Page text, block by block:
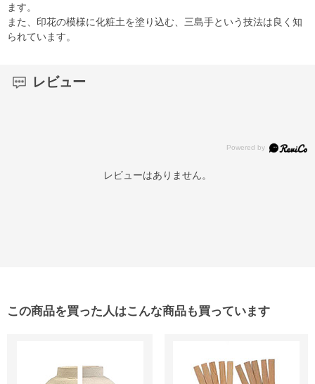
ます。
また、印花の模様に化粧土を塗り込む、三島手という技法は良く知
られています。
レビュー
レビューはありません。
この商品を買った人はこんな商品も買っています